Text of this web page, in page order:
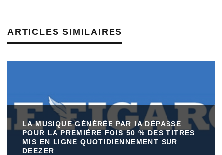
ARTICLES SIMILAIRES
LA MUSIQUE GÉNÉRÉE PAR IA DÉPASSE
POUR LA PREMIÈRE FOIS 50 % DES TITRES
MIS EN LIGNE QUOTIDIENNEMENT SUR
DEEZER